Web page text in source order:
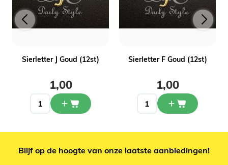
Sierletter J Goud (12st)
1,00
Sierletter F Goud (12st)
1,00
Blijf op de hoogte van onze laatste aanbiedingen!